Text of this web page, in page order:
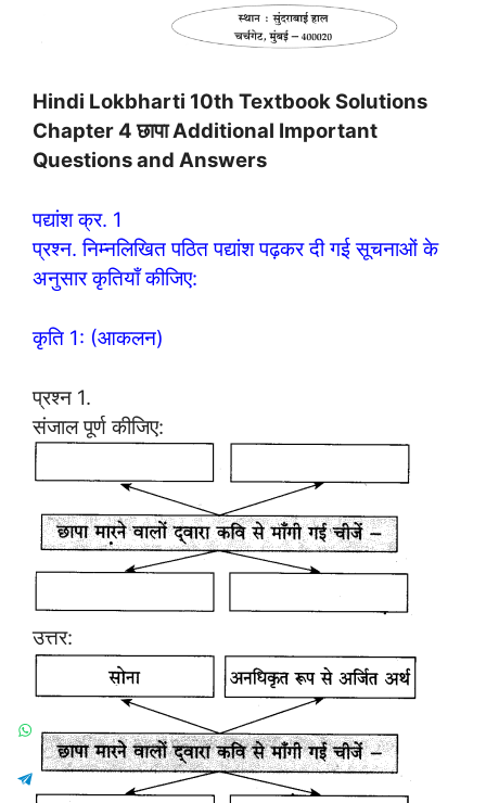
Hindi Lokbharti 10th Textbook Solutions
Chapter 4 छापा Additional Important
Questions and Answers
पद्यांश क्र. 1
प्रश्न. निम्नलिखित पठित पद्यांश पढ़कर दी गई सूचनाओं के
अनुसार कृतियाँ कीजिए:
कृति 1: (आकलन)
प्रश्न 1.
संजाल पूर्ण कीजिए:
उत्तर: